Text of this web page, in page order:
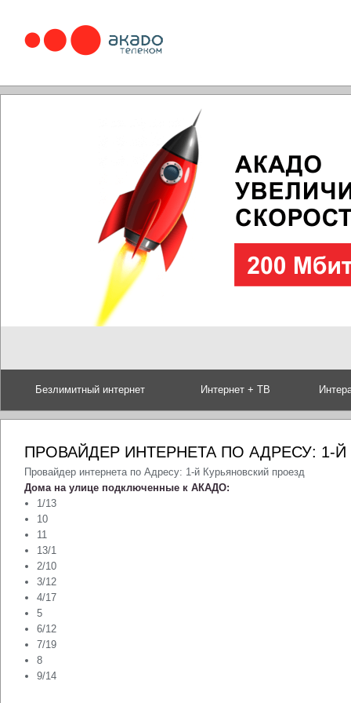
Безлимитный интернет Интернет + ТВ
ПРОВАЙДЕР ИНТЕРНЕТА ПО АДРЕСУ: 1-
Провайдер интернета по Адресу: 1-й Курьяновский проезд
Дома на улице подключенные к АКАДО:
1/13
10
11
13/1
2/10
3/12
4/17
5
6/12
7/19
8
9/14